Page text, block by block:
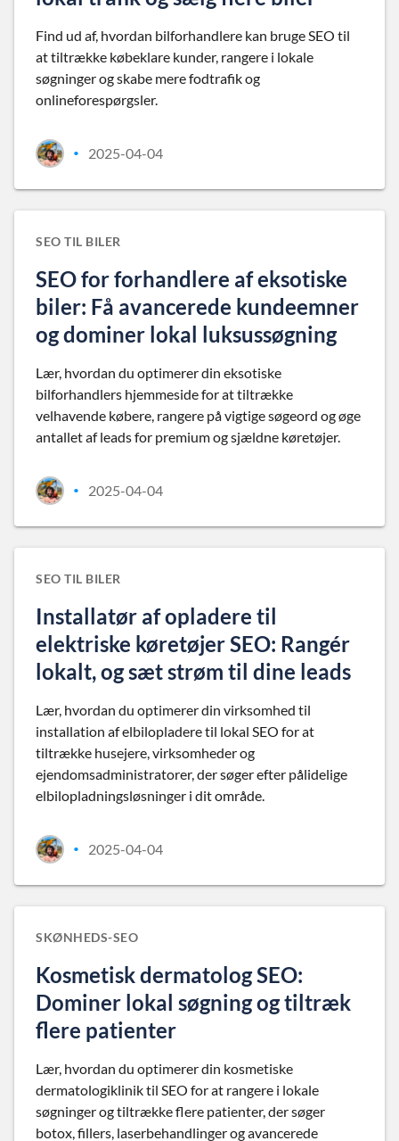
Find ud af, hvordan bilforhandlere kan bruge SEO til
at tiltrække købeklare kunder, rangere i lokale
søgninger og skabe mere fodtrafik og
onlineforespørgsler.
• 2025-04-04
SEO TIL BILER
SEO for forhandlere af eksotiske
biler: Få avancerede kundeemner
og dominer lokal luksussøgning
Lær, hvordan du optimerer din eksotiske
bilforhandlers hjemmeside for at tiltrække
velhavende købere, rangere på vigtige søgeord og øge
antallet af leads for premium og sjældne køretøjer.
• 2025-04-04
SEO TIL BILER
Installatør af opladere til
elektriske køretøjer SEO: Rangér
lokalt, og sæt strøm til dine leads
Lær, hvordan du optimerer din virksomhed til
installation af elbilopladere til lokal SEO for at
tiltrække husejere, virksomheder og
ejendomsadministratorer, der søger efter pålidelige
elbilopladningsløsninger i dit område.
• 2025-04-04
SKØNHEDS-SEO
Kosmetisk dermatolog SEO:
Dominer lokal søgning og tiltræk
flere patienter
Lær, hvordan du optimerer din kosmetiske
dermatologiklinik til SEO for at rangere i lokale
søgninger og tiltrække flere patienter, der søger
botox, fillers, laserbehandlinger og avancerede